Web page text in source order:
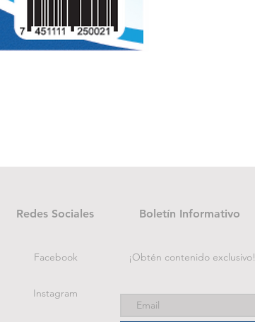
Redes Sociales Boletín Informativo
Facebook
Instagram
¡Obtén contenido exclusivo!